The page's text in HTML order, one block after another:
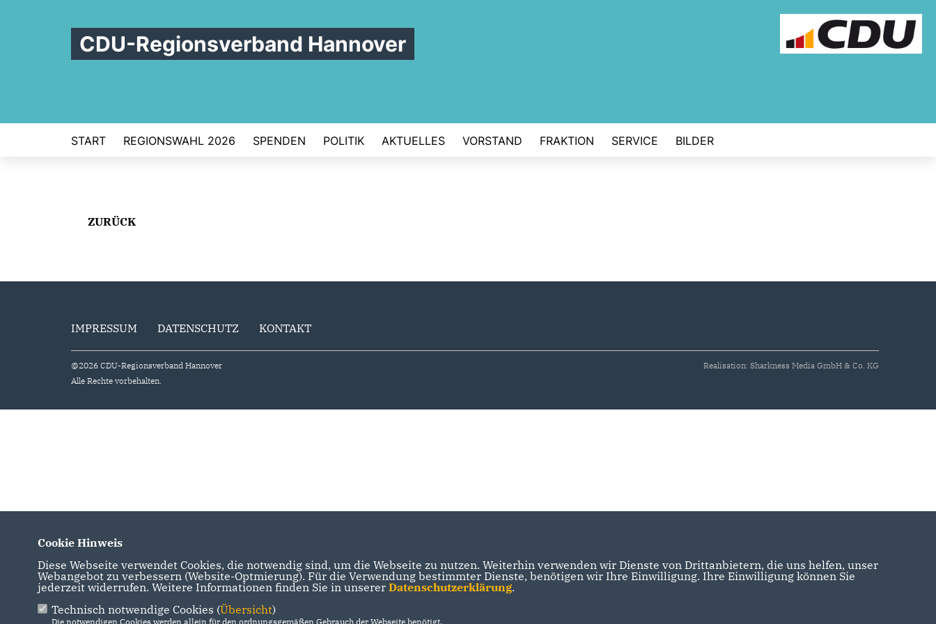
CDU-Regionsverband Hannover
START REGIONSWAHL 2026 SPENDEN POLITIK AKTUELLES VORSTAND FRAKTION SERVICE BILDER
ZURÜCK
IMPRESSUM DATENSCHUTZ KONTAKT
@2026 CDU-Regionsverband Hannover
Alle Rechte vorbehalten.
Realisation: Sharkness Media GmbH & Co. KG
Cookie Hinweis
Diese Webseite verwendet Cookies, die notwendig sind, um die Webseite zu nutzen. Weiterhin verwenden wir Dienste von Drittanbietern, die uns helfen, unser
Webangebot zu verbessern (Website-Optmierung). Für die Verwendung bestimmter Dienste, benötigen wir Ihre Einwilligung. Ihre Einwilligung können Sie
jederzeit widerrufen. Weitere Informationen finden Sie in unserer Datenschutzerklärung.
Technisch notwendige Cookies (Übersicht)
Die notwendigen Cookies werden allein für den ordnungsgemäßen Gebrauch der Webseite benötigt.